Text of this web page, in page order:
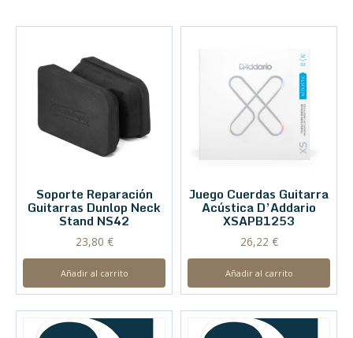
Soporte Reparación
Guitarras Dunlop Neck
Stand NS42
23,80 €
Añadir al carrito
Juego Cuerdas Guitarra
Acústica D’Addario
XSAPB1253
26,22 €
Añadir al carrito